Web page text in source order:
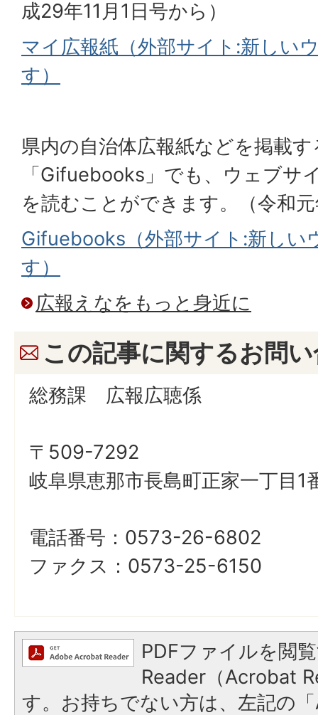
成29年11月1日号から）
マイ広報紙（外部サイト:新しい
す）
県内の自治体広報紙などを掲載
「Gifuebooks」でも、ウェブサ
を読むことができます。（令和
Gifuebooks（外部サイト:新しい
す）
広報えなをもっと身近に
この記事に関するお問
総務課 広報広聴係
〒509-7292
岐阜県恵那市長島町正家一丁目
電話番号：0573-26-6802
ファクス：0573-25-6150
PDFファイルを閲
Reader（Acrobat
す。お持ちでない方は、左記の